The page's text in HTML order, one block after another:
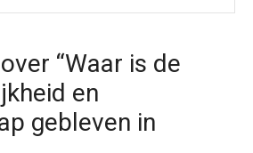
“Waar is de
en
gebleven in